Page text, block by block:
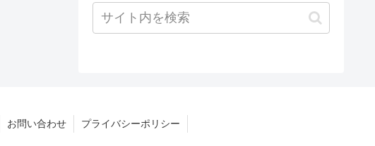
お問い合わせ プライバシーポリシー